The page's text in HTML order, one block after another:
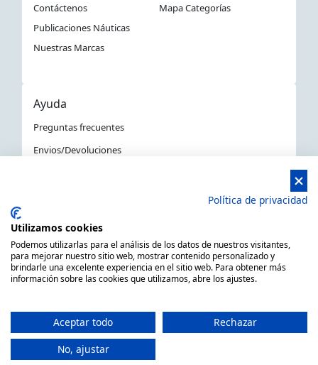
Contáctenos
Mapa Categorías
Publicaciones Náuticas
Nuestras Marcas
Ayuda
Preguntas frecuentes
Envios/Devoluciones
La Tienda Náutica en Barcelona
C/ Primer de Maig 6, 08980 Sant Feliu de Llobregat,
Barcelona (España)
Horario de 9.00h a 14:00h y de 15.00h a 18.00h -
Política de privacidad
Utilizamos cookies
Podemos utilizarlas para el análisis de los datos de nuestros visitantes,
para mejorar nuestro sitio web, mostrar contenido personalizado y
brindarle una excelente experiencia en el sitio web. Para obtener más
información sobre las cookies que utilizamos, abre los ajustes.
Aceptar todo
Rechazar
No, ajustar